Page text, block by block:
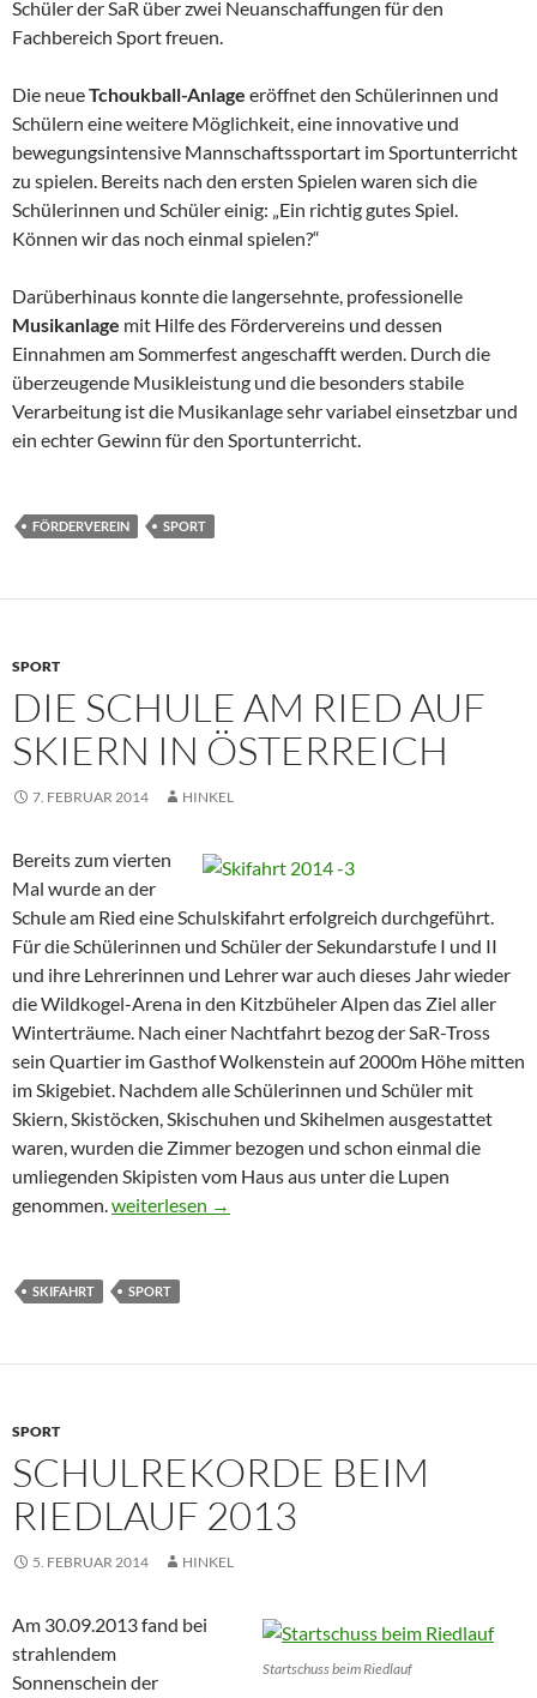
Schüler der SaR über zwei Neuanschaffungen für den
Fachbereich Sport freuen.
Die neueTchoukball-Anlage eröffnet den Schülerinnen und
Schülern eine weitere Möglichkeit, eine innovative und
bewegungsintensive Mannschaftssportart im Sportunterricht
zu spielen. Bereits nach den ersten Spielen waren sich die
Schülerinnen und Schüler einig: „Ein richtig gutes Spiel.
Können wir das noch einmal spielen?“
Darüberhinaus konnte die langersehnte, professionelle
Musikanlage mit Hilfe des Fördervereins und dessen
Einnahmen am Sommerfest angeschafft werden. Durch die
überzeugende Musikleistung und die besonders stabile
Verarbeitung ist die Musikanlage sehr variabel einsetzbar und
ein echter Gewinn für den Sportunterricht.
FÖRDERVEREIN SPORT
SPORT
DIE SCHULE AM RIED AUF
SKIERN IN ÖSTERREICH
7. FEBRUAR 2014 HINKEL
Bereits zum vierten
Mal wurde an der
Schule am Ried eine Schulskifahrt erfolgreich durchgeführt.
Für die Schülerinnen und Schüler der Sekundarstufe I und II
und ihre Lehrerinnen und Lehrer war auch dieses Jahr wieder
die Wildkogel-Arena in den Kitzbüheler Alpen das Ziel aller
Winterträume. Nach einer Nachtfahrt bezog der SaR-Tross
sein Quartier im Gasthof Wolkenstein auf 2000m Höhe mitten
im Skigebiet. Nachdem alle Schülerinnen und Schüler mit
Skiern, Skistöcken, Skischuhen und Skihelmen ausgestattet
waren, wurden die Zimmer bezogen und schon einmal die
umliegenden Skipisten vom Haus aus unter die Lupen
genommen.Die Schule am Ried auf Skiern in Österreich
weiterlesen →
SKIFAHRT SPORT
SPORT
SCHULREKORDE BEIM
RIEDLAUF 2013
5. FEBRUAR 2014 HINKEL
Startschuss beim Riedlauf
Am 30.09.2013 fand bei
strahlendem
Sonnenschein der